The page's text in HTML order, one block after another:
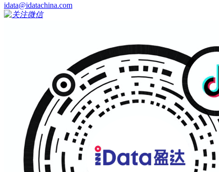
idata@idatachina.com